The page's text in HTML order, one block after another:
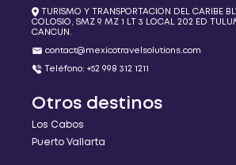
TURISMO Y TRANSPORTACION DEL CARIBE
COLOSIO, SMZ 9 MZ 1 LT 3 LOCAL 202 ED
CANCUN.
contact@mexicotravelsolutions.com
Teléfono: +52 998 312 1211
Otros destinos
Los Cabos
Puerto Vallarta